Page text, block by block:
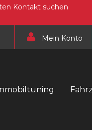
Kontakt suchen
Mein Konto